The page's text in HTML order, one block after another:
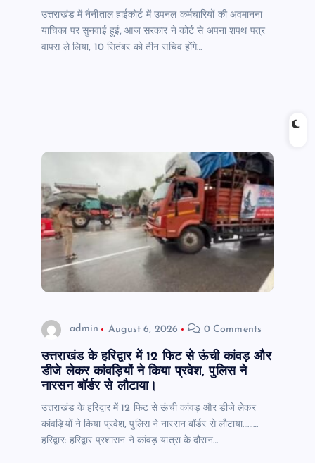
उत्तराखंड में नैनीताल हाईकोर्ट में उपनल कर्मचारियों की अवमानना
याचिका पर सुनवाई हुई, आज सरकार ने कोर्ट से अपना शपथ पत्र
वापस ले लिया, 10 सितंबर को तीन सचिव होंगे…
admin August 6, 2026 0 Comments
उत्तराखंड के हरिद्वार में 12 फिट से ऊंची कांवड़ और
डीजे लेकर कांवड़ियों ने किया प्रवेश, पुलिस ने
नारसन बॉर्डर से लौटाया।
उत्तराखंड के हरिद्वार में 12 फिट से ऊंची कांवड़ और डीजे लेकर
कांवड़ियों ने किया प्रवेश, पुलिस ने नारसन बॉर्डर से लौटाया………
हरिद्वार: हरिद्वार प्रशासन ने कांवड़ यात्रा के दौरान…